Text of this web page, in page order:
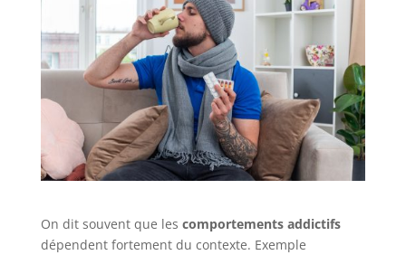
On dit souvent que les comportements addictifs
dépendent fortement du contexte. Exemple